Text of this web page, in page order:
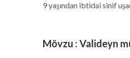
9 yaşından ibtidai sinif
Mövzu : Valideyn